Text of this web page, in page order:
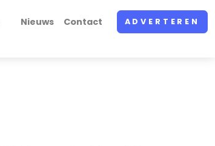
Nieuws Contact ADVERTEREN